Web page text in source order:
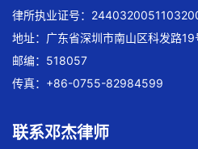
律所执业证号：
地址：广东省深圳市南山区科发路
邮编：518057
传真：+86-0755-82984599
联系邓杰律师